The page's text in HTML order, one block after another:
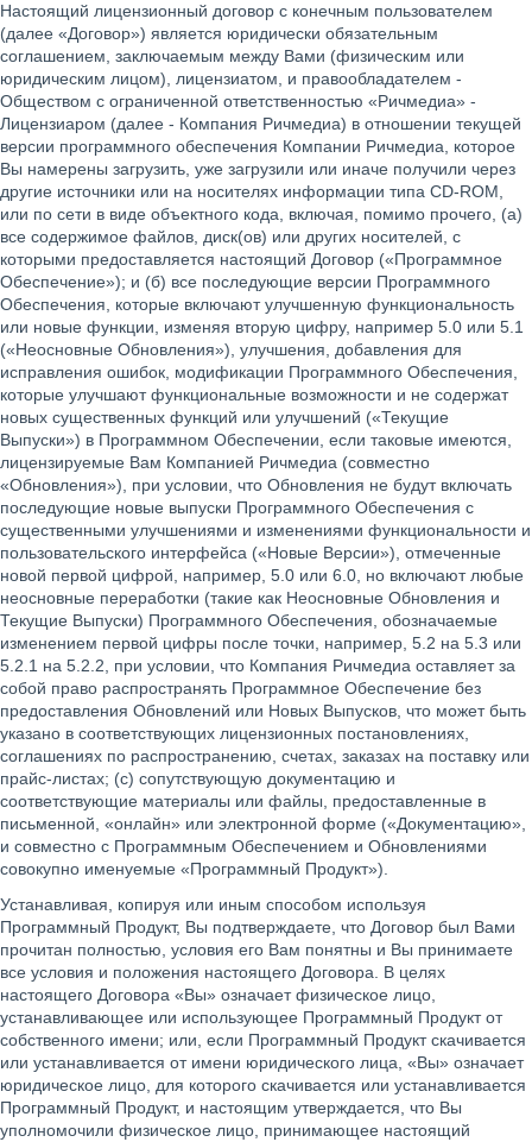
Настоящий лицензионный договор с конечным пользователем
(далее «Договор») является юридически обязательным
соглашением, заключаемым между Вами (физическим или
юридическим лицом), лицензиатом, и правообладателем -
Обществом с ограниченной ответственностью «Ричмедиа» -
Лицензиаром (далее - Компания Ричмедиа) в отношении текущей
версии программного обеспечения Компании Ричмедиа, которое
Вы намерены загрузить, уже загрузили или иначе получили через
другие источники или на носителях информации типа CD-ROM,
или по сети в виде объектного кода, включая, помимо прочего, (а)
все содержимое файлов, диск(ов) или других носителей, с
которыми предоставляется настоящий Договор («Программное
Обеспечение»); и (б) все последующие версии Программного
Обеспечения, которые включают улучшенную функциональность
или новые функции, изменяя вторую цифру, например 5.0 или 5.1
(«Неосновные Обновления»), улучшения, добавления для
исправления ошибок, модификации Программного Обеспечения,
которые улучшают функциональные возможности и не содержат
новых существенных функций или улучшений («Текущие
Выпуски») в Программном Обеспечении, если таковые имеются,
лицензируемые Вам Компанией Ричмедиа (совместно
«Обновления»), при условии, что Обновления не будут включать
последующие новые выпуски Программного Обеспечения с
существенными улучшениями и изменениями функциональности и
пользовательского интерфейса («Новые Версии»), отмеченные
новой первой цифрой, например, 5.0 или 6.0, но включают любые
неосновные переработки (такие как Неосновные Обновления и
Текущие Выпуски) Программного Обеспечения, обозначаемые
изменением первой цифры после точки, например, 5.2 на 5.3 или
5.2.1 на 5.2.2, при условии, что Компания Ричмедиа оставляет за
собой право распространять Программное Обеспечение без
предоставления Обновлений или Новых Выпусков, что может быть
указано в соответствующих лицензионных постановлениях,
соглашениях по распространению, счетах, заказах на поставку или
прайс-листах; (с) сопутствующую документацию и
соответствующие материалы или файлы, предоставленные в
письменной, «онлайн» или электронной форме («Документацию»,
и совместно с Программным Обеспечением и Обновлениями
совокупно именуемые «Программный Продукт»).
Устанавливая, копируя или иным способом используя
Программный Продукт, Вы подтверждаете, что Договор был Вами
прочитан полностью, условия его Вам понятны и Вы принимаете
все условия и положения настоящего Договора. В целях
настоящего Договора «Вы» означает физическое лицо,
устанавливающее или использующее Программный Продукт от
собственного имени; или, если Программный Продукт скачивается
или устанавливается от имени юридического лица, «Вы» означает
юридическое лицо, для которого скачивается или устанавливается
Программный Продукт, и настоящим утверждается, что Вы
уполномочили физическое лицо, принимающее настоящий